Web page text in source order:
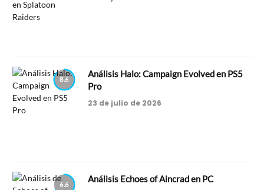
8.6
Análisis Halo: Campaign Evolved en PS5
Pro
23 de julio de 2026
6.6
Análisis Echoes of Aincrad en PC